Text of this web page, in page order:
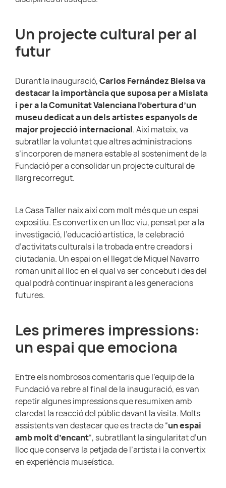
Un projecte cultural per al
futur
Durant la inauguració,Carlos Fernández Bielsa va
destacar la importància que suposa per a Mislata
i per a la Comunitat Valenciana l’obertura d’un
museu dedicat a un dels artistes espanyols de
major projecció internacional. Així mateix, va
subratllar la voluntat que altres administracions
s’incorporen de manera estable al sosteniment de la
Fundació per a consolidar un projecte cultural de
llarg recorregut.
La Casa Taller naix així com molt més que un espai
expositiu. Es convertix en un lloc viu, pensat per a la
investigació, l’educació artística, la celebració
d’activitats culturals i la trobada entre creadors i
ciutadania. Un espai on el llegat de Miquel Navarro
roman unit al lloc en el qual va ser concebut i des del
qual podrà continuar inspirant a les generacions
futures.
Les primeres impressions:
un espai que emociona
Entre els nombrosos comentaris que l’equip de la
Fundació va rebre al final de la inauguració, es van
repetir algunes impressions que resumixen amb
claredat la reacció del públic davant la visita. Molts
assistents van destacar que es tracta de “un espai
amb molt d’encant“, subratllant la singularitat d’un
lloc que conserva la petjada de l’artista i la convertix
en experiència museística.